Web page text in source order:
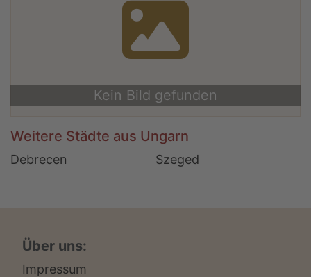
Kein Bild gefunden
Weitere Städte aus Ungarn
Debrecen Szeged
Über uns:
Impressum